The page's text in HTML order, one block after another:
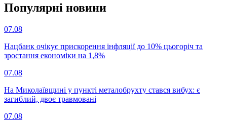
Популярнi новини
07.08
Нацбанк очікує прискорення інфляції до 10% цьогоріч та
зростання економіки на 1,8%
07.08
На Миколаївщині у пункті металобрухту стався вибух: є
загиблий, двоє травмовані
07.08